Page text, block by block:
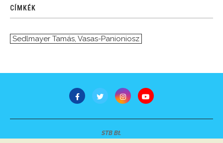
CÍMKÉK
Sedlmayer Tamás, Vasas-Panioniosz
STB Bt.